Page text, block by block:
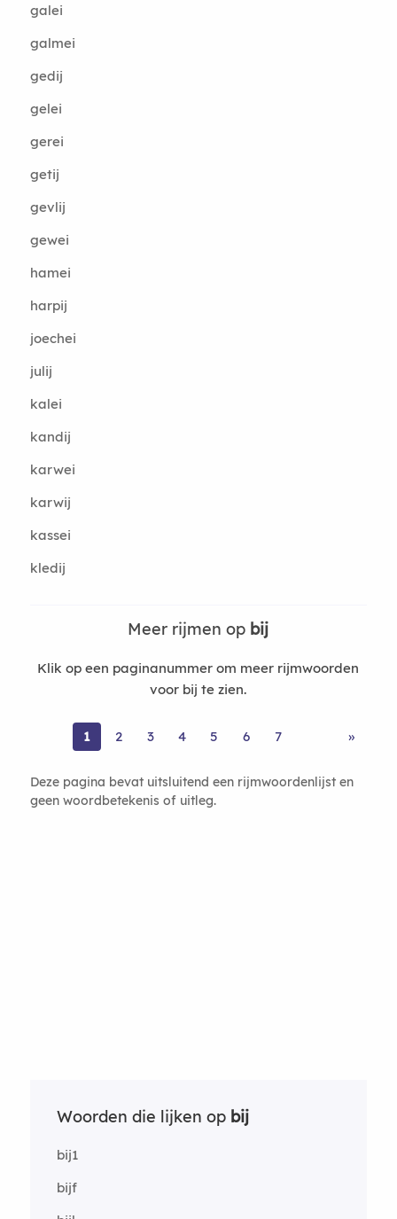
galei
galmei
gedij
gelei
gerei
getij
gevlij
gewei
hamei
harpij
joechei
julij
kalei
kandij
karwei
karwij
kassei
kledij
Meer rijmen op bij
Klik op een paginanummer om meer rijmwoorden
voor bij te zien.
1 2 3 4 5 6 7 »
Deze pagina bevat uitsluitend een rijmwoordenlijst en
geen woordbetekenis of uitleg.
Woorden die lijken op bij
bij1
bijf